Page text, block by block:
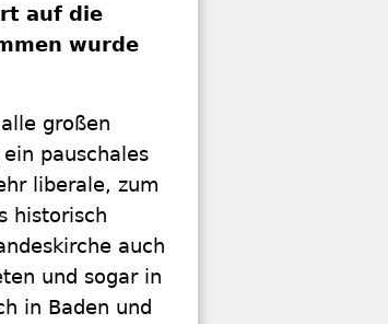
auf die
wurde
großen
pauschales
liberale, zum
historisch
auch
und sogar in
in Baden und